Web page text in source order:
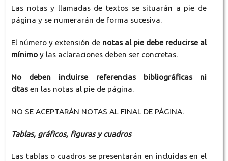
Las notas y llamadas de textos se situarán a pie de
página y se numerarán de forma sucesiva.
El número y extensión de notas al pie debe reducirse al
mínimoy las aclaraciones deben ser concretas.
No deben incluirse referencias bibliográficas ni
citasen las notas al pie de página.
NO SE ACEPTARÁN NOTAS AL FINAL DE PÁGINA.
Tablas, gráficos, figuras y cuadros
Las tablas o cuadros se presentarán en incluidas en el